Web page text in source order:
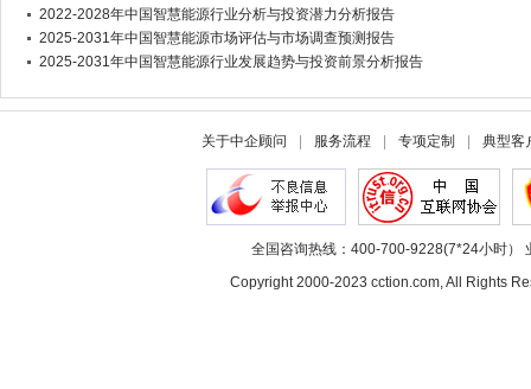
2022-2028年中国智慧能源行业分析与投资潜力分析报告
2025-2031年中国智慧能源市场评估与市场调查预测报告
2025-2031年中国智慧能源行业发展趋势与投资前景分析报告
关于中企顾问 服务流程 专项定制 典型客
全国咨询热线：400-700-9228(7*24小时）
Copyright 2000-2023 cction.com, All Rights